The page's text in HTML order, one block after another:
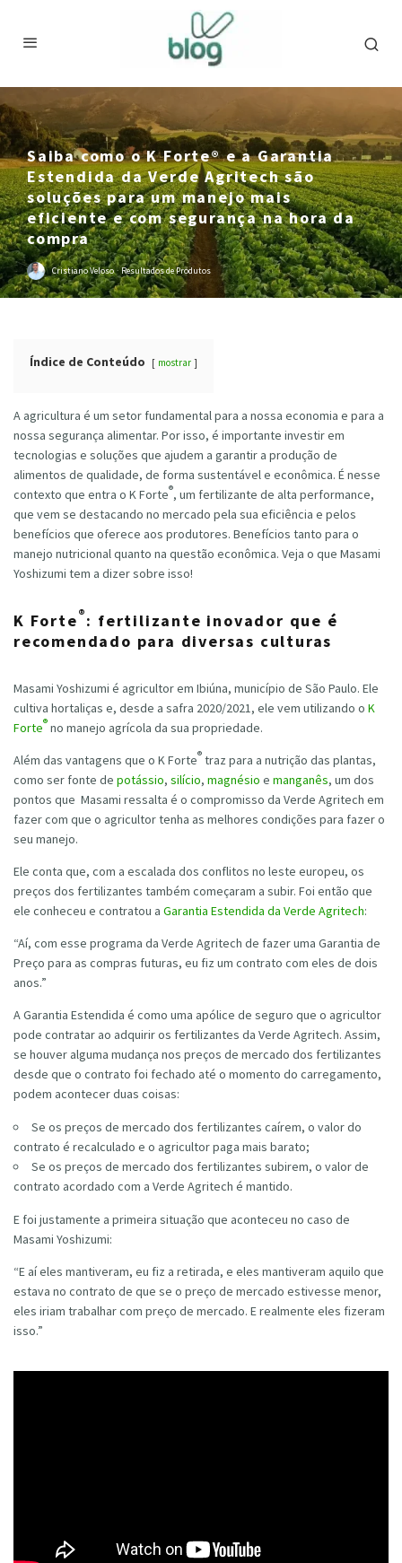
Saiba como o K Forte® e a Garantia
Estendida da Verde Agritech são
soluções para um manejo mais
eficiente e com segurança na hora da
compra
Cristiano Veloso · Resultados de Produtos
Índice de Conteúdo mostrar
A agricultura é um setor fundamental para a nossa economia e para a
nossa segurança alimentar. Por isso, é importante investir em
tecnologias e soluções que ajudem a garantir a produção de
alimentos de qualidade, de forma sustentável e econômica. É nesse
contexto que entra o K Forte®, um fertilizante de alta performance,
que vem se destacando no mercado pela sua eficiência e pelos
benefícios que oferece aos produtores. Benefícios tanto para o
manejo nutricional quanto na questão econômica. Veja o que Masami
Yoshizumi tem a dizer sobre isso!
K Forte®: fertilizante inovador que é
recomendado para diversas culturas
Masami Yoshizumi é agricultor em Ibiúna, município de São Paulo. Ele
cultiva hortaliças e, desde a safra 2020/2021, ele vem utilizando o K
Forte® no manejo agrícola da sua propriedade.
Além das vantagens que o K Forte® traz para a nutrição das plantas,
como ser fonte de potássio, silício, magnésio e manganês, um dos
pontos que Masami ressalta é o compromisso da Verde Agritech em
fazer com que o agricultor tenha as melhores condições para fazer o
seu manejo.
Ele conta que, com a escalada dos conflitos no leste europeu, os
preços dos fertilizantes também começaram a subir. Foi então que
ele conheceu e contratou a Garantia Estendida da Verde Agritech:
“Aí, com esse programa da Verde Agritech de fazer uma Garantia de
Preço para as compras futuras, eu fiz um contrato com eles de dois
anos.”
A Garantia Estendida é como uma apólice de seguro que o agricultor
pode contratar ao adquirir os fertilizantes da Verde Agritech. Assim,
se houver alguma mudança nos preços de mercado dos fertilizantes
desde que o contrato foi fechado até o momento do carregamento,
podem acontecer duas coisas:
Se os preços de mercado dos fertilizantes caírem, o valor do
contrato é recalculado e o agricultor paga mais barato;
Se os preços de mercado dos fertilizantes subirem, o valor de
contrato acordado com a Verde Agritech é mantido.
E foi justamente a primeira situação que aconteceu no caso de
Masami Yoshizumi:
“E aí eles mantiveram, eu fiz a retirada, e eles mantiveram aquilo que
estava no contrato de que se o preço de mercado estivesse menor,
eles iriam trabalhar com preço de mercado. E realmente eles fizeram
isso.”